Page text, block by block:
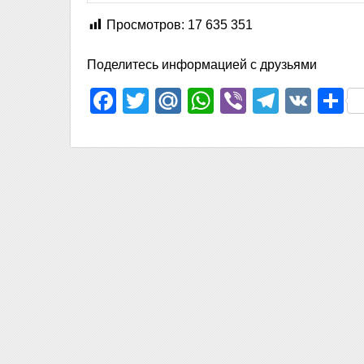
Просмотров: 17 635 351
Поделитесь информацией с друзьями
Facebook
TwitterMail.Ru
WhatsApp
Viber VK